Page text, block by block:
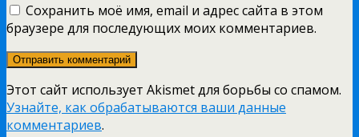
Сохранить моё имя, email и адрес сайта в этом
браузере для последующих моих комментариев.
Этот сайт использует Akismet для борьбы со спамом.
Узнайте, как обрабатываются ваши данные
комментариев.